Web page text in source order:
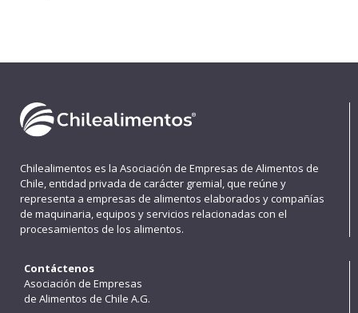
Chilealimentos es la Asociación de Empresas de Alimentos de
Chile, entidad privada de carácter gremial, que reúne y
representa a empresas de alimentos elaborados y compañías
de maquinaria, equipos y servicios relacionadas con el
procesamientos de los alimentos.
Contáctenos
Asociación de Empresas
de Alimentos de Chile A.G.